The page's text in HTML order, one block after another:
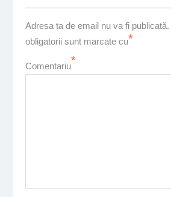
Adresa ta de email nu va fi publicată.
obligatorii sunt marcate cu*
Comentariu*